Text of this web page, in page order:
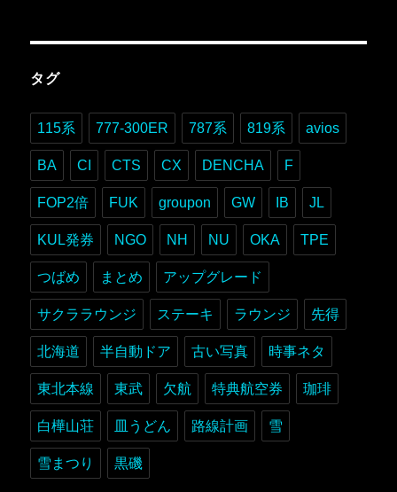
タグ
115系 777-300ER 787系 819系 avios
BA CI CTS CX DENCHA F
FOP2倍 FUK groupon GW IB JL
KUL発券 NGO NH NU OKA TPE
つばめ まとめ アップグレード
サクララウンジ ステーキ ラウンジ 先得
北海道 半自動ドア 古い写真 時事ネタ
東北本線 東武 欠航 特典航空券 珈琲
白樺山荘 皿うどん 路線計画 雪
雪まつり 黒磯